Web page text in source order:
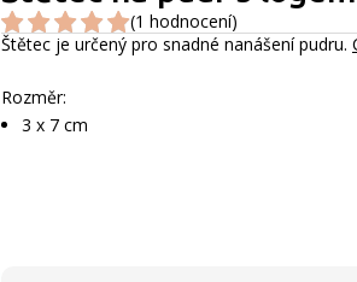
(1 hodnocení)
Štětec je určený pro snadné nanášení pudru.
Rozměr:
3 x 7 cm